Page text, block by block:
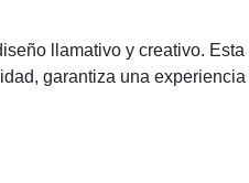
llamativo y creativo.
garantiza una